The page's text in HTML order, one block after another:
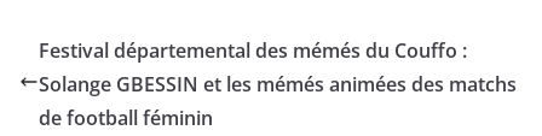
Festival départemental des mémés du Couffo :
Solange GBESSIN et les mémés animées des matchs
de football féminin